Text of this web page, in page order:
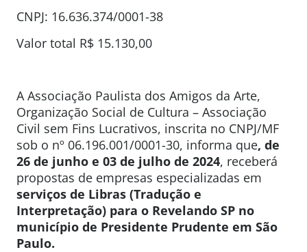
CNPJ: 16.636.374/0001-38
Valor total R$ 15.130,00
A Associação Paulista dos Amigos da Arte,
Organização Social de Cultura – Associação
Civil sem Fins Lucrativos, inscrita no CNPJ/MF
sob o nº 06.196.001/0001-30, informa que, de
26 de junho e 03 de julho de 2024, receberá
propostas de empresas especializadas em
serviços de Libras (Tradução e
Interpretação) para o Revelando SP no
município de Presidente Prudente em São
Paulo.